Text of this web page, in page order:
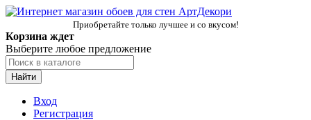
Приобретайте только лучшее и со вкусом!
Корзина ждет
Выберите любое предложение
Найти
Вход
Регистрация